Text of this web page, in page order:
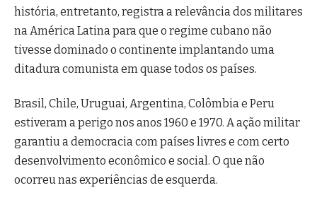
história, entretanto, registra a relevância dos militares
na América Latina para que o regime cubano não
tivesse dominado o continente implantando uma
ditadura comunista em quase todos os países.
Brasil, Chile, Uruguai, Argentina, Colômbia e Peru
estiveram a perigo nos anos 1960 e 1970. A ação militar
garantiu a democracia com países livres e com certo
desenvolvimento econômico e social. O que não
ocorreu nas experiências de esquerda.